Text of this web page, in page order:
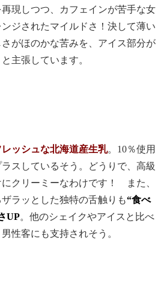
現しつつ、カフェインが苦手な女
ジされたマイルドさ！決して薄い
がほのかな苦みを、アイス部分が
主張しています。
レッシュな北海道産生乳。10％使用
スしているそう。どうりで、高級
クリーミーなわけです！ また、
ラッとした独特の舌触りも“食べ
UP。他のシェイクやアイスと比べ
性客にも支持されそう。